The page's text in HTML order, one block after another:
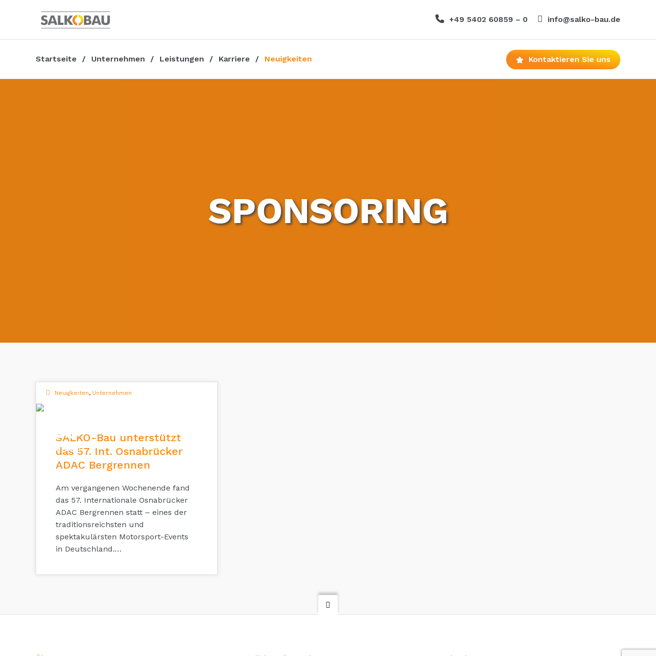
+49 5402 60859 – 0 info@salko-bau.de
Startseite Unternehmen Leistungen Karriere Neuigkeiten Kontaktieren Sie uns
SPONSORING
Neuigkeiten, Unternehmen
18
AUG. 2025
SALKO-Bau unterstützt
das 57. Int. Osnabrücker
ADAC Bergrennen
Am vergangenen Wochenende fand
das 57. Internationale Osnabrücker
ADAC Bergrennen statt – eines der
traditionsreichsten und
spektakulärsten Motorsport-Events
in Deutschland.…